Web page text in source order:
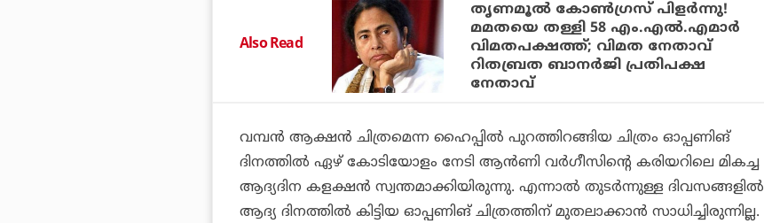
Also Read
തൃണമൂൽ കോൺഗ്രസ് പിളർന്നു!
മമതയെ തള്ളി 58 എം.എൽ.എമാർ
വിമതപക്ഷത്ത്; വിമത നേതാവ്
റിതബ്രത ബാനർജി പ്രതിപക്ഷ
നേതാവ്
വമ്പന്‍ ആക്ഷന്‍ ചിത്രമെന്ന ഹൈപ്പില്‍ പുറത്തിറങ്ങിയ ചിത്രം ഓപ്പണിങ്
ദിനത്തില്‍ ഏഴ് കോടിയോളം നേടി ആന്‍ണി വര്‍ഗീസിന്റെ കരിയറിലെ മികച്ച
ആദ്യദിന കളക്ഷന്‍ സ്വന്തമാക്കിയിരുന്നു. എന്നാല്‍ തുടര്‍ന്നുള്ള ദിവസങ്ങളില്‍
ആദ്യ ദിനത്തില്‍ കിട്ടിയ ഓപ്പണിങ് ചിത്രത്തിന് മുതലാക്കാന്‍ സാധിച്ചിരുന്നില്ല.